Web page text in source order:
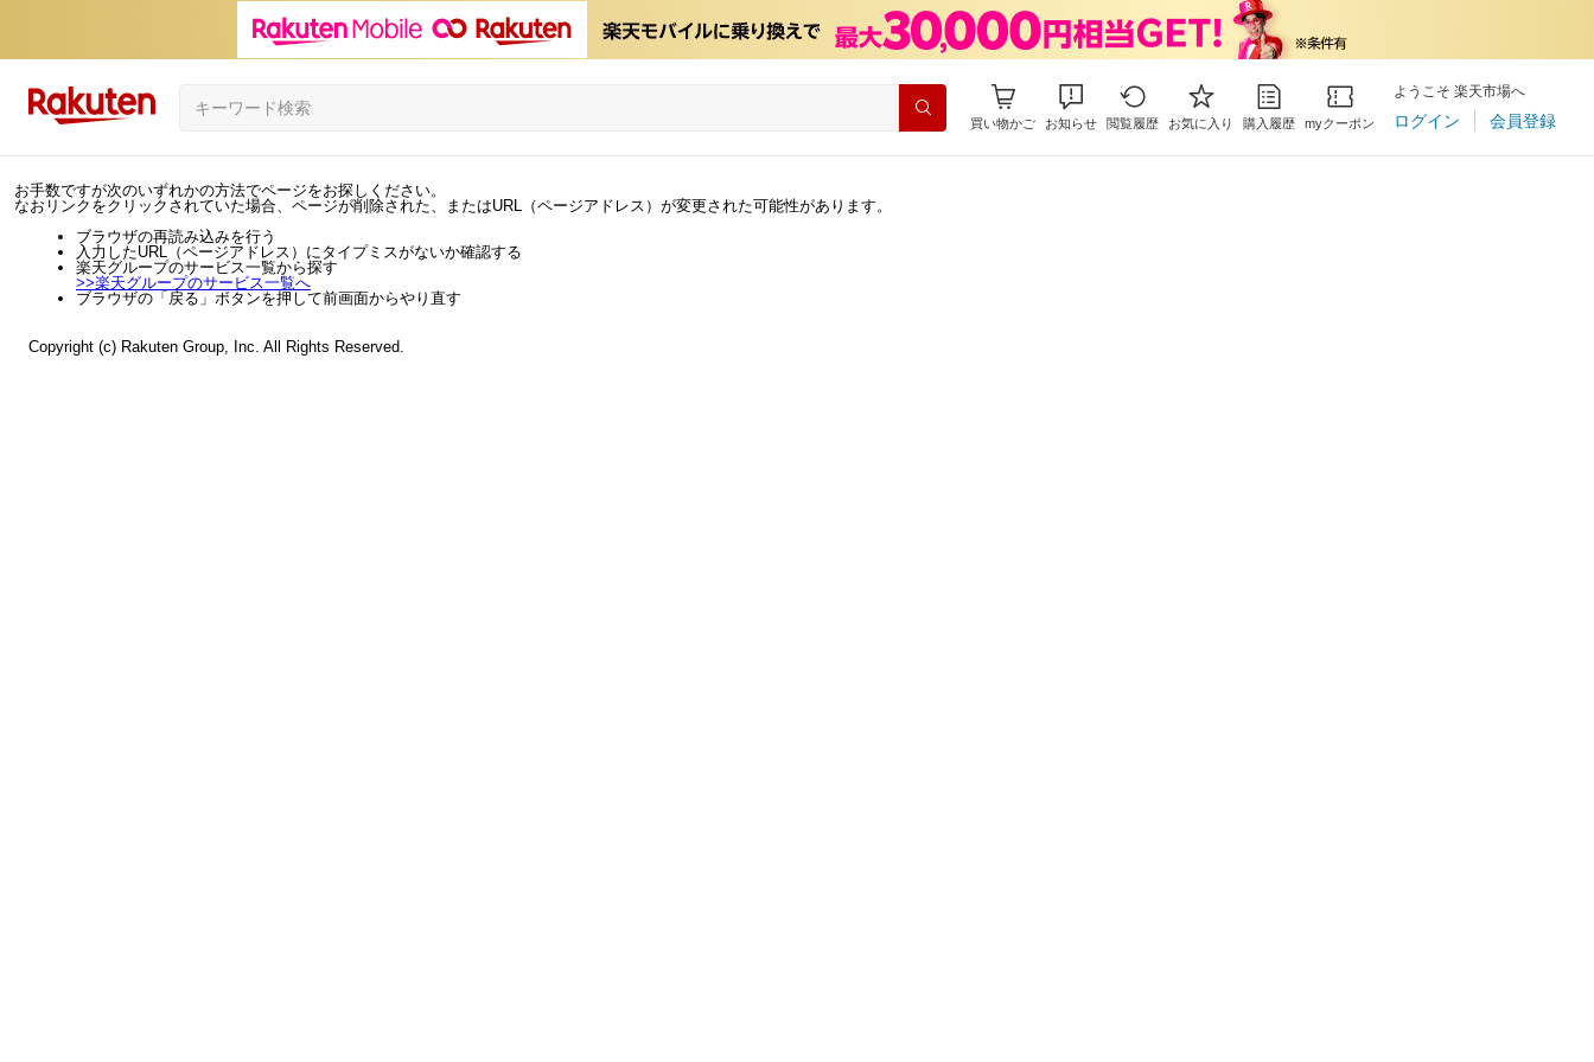
買い物かご お知らせ 閲覧履歴 お気に入り 購入履歴 myクーポン
ようこそ 楽天市場へ
ログイン 会員登録
お手数ですが次のいずれかの方法でページをお探しください。
なおリンクをクリックされていた場合、ページが削除された、またはURL（ページアドレス）が変更された可能性があります。
ブラウザの再読み込みを行う
入力したURL（ページアドレス）にタイプミスがないか確認する
楽天グループのサービス一覧から探す
>>楽天グループのサービス一覧へ
ブラウザの「戻る」ボタンを押して前画面からやり直す
Copyright (c) Rakuten Group, Inc. All Rights Reserved.